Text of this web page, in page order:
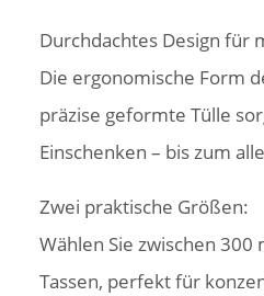
Durchdachtes Design für
Die ergonomische Form
präzise geformte Tülle
Einschenken – bis zum
Zwei praktische Größen:
Wählen Sie zwischen 300
Tassen, perfekt für